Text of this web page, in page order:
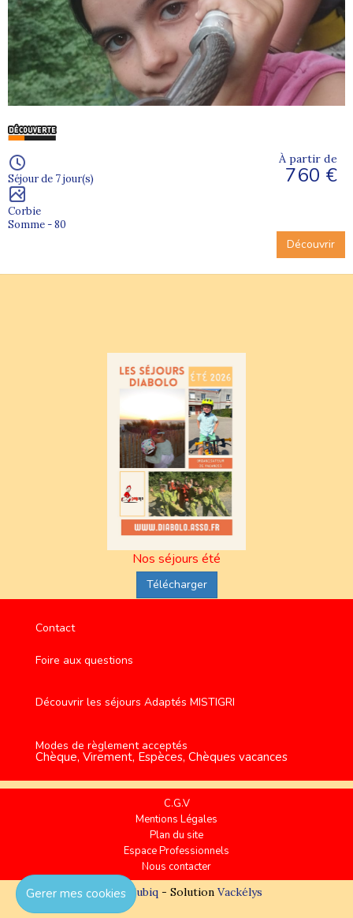
Séjour de 7 jour(s)
Corbie
Somme - 80
À partir de
760 €
Découvrir
Nos séjours été
Télécharger
Contact
Foire aux questions
Découvrir les séjours Adaptés MISTIGRI
Modes de règlement acceptés
Chèque, Virement, Espèces, Chèques vacances
C.G.V
Mentions Légales
Plan du site
Espace Professionnels
Nous contacter
Réalisation
Cubiq- Solution Vackélys
Gerer mes cookies